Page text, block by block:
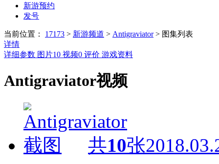
新游预约
发号
当前位置： 17173 > 新游频道 > Antigraviator> 图集列表
详情
详细参数 图片10 视频0 评价 游戏资料
Antigraviator视频
共10张